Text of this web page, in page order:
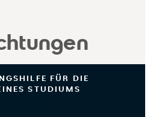
FÜR DIE
STUDIUMS